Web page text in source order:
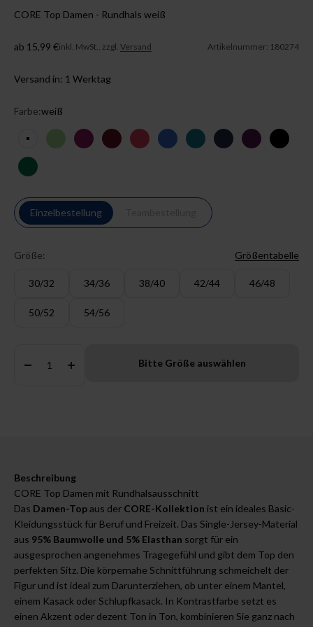
CORE Top Damen - Rundhals weiß
Angebot
ab 15,99 €inkl. MwSt., zzgl. Versand Artikelnummer: 180274
Versand in: 1 Werktag
Farbe:weiß
weiß apfelgrünberry bordeauxlipstick königsblau
petrol navy pflaume
dunkelgrün
Einzelbestellung
Größe: Größentabelle
30/32 34/36 38/40 42/44 46/48
50/52 54/56
Bitte Größe auswählen
Beschreibung
CORE Top Damen mit Rundhalsausschnitt
Das Damen-Topaus der CORE-Kollektion ist ein ideales Basic-
Kleidungsstück für Beruf und Freizeit. Das Single-Jersey-Material
aus 95% Baumwolle und 5% Elasthan sorgt für ein
ausgesprochen angenehmes Tragegefühl und gibt dem Top den
perfekten Sitz. Die körpernahe Schnittführung schmeichelt der
Figur und ist ideal zum Darunterziehen, ob unter einem Mantel,
einem Kasack oder Schlupfkasack. In Kontrastfarbe setzt es
einen Akzent oder dezent Ton in Ton, kombinieren Sie ganz nach